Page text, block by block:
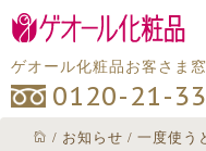
ゲオール化粧品お客さま窓
0120-21-
/ お知らせ / 一度使う